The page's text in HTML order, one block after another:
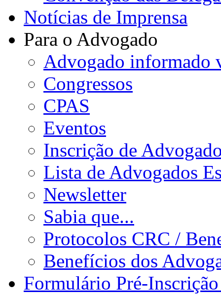
Notícias de Imprensa
Para o Advogado
Advogado informado
Congressos
CPAS
Eventos
Inscrição de
Lista de Advogados
Newsletter
Sabia que...
Protocolos CRC /
Benefícios dos
Formulário Pré-